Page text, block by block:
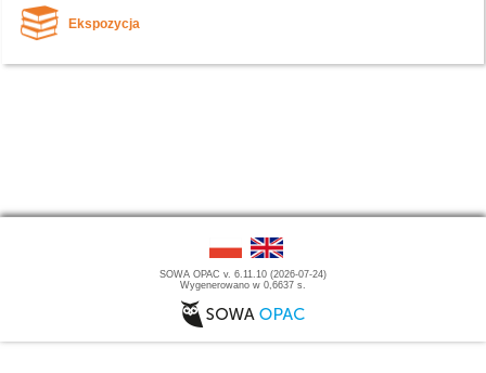
Ekspozycja
SOWA OPAC v. 6.11.10 (2026-07-24)
Wygenerowano w 0,6637 s.